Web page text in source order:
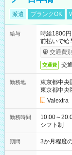
派遣 ブランクOK
給与
時給1800
前払いで給
交通費
交通費 交
勤務地
東京都中央
東京都中央
Valextra
勤務時間
10:00～20:00 実働7.5時間／休憩1.5時間 営業時間
シフト制
期間 3か月程度